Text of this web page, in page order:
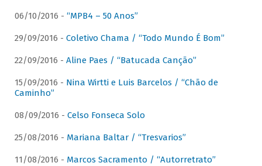
06/10/2016 - “MPB4 – 50 Anos”
29/09/2016 - Coletivo Chama / “Todo Mundo É Bom”
22/09/2016 - Aline Paes / “Batucada Canção”
15/09/2016 - Nina Wirtti e Luis Barcelos / “Chão de
Caminho”
08/09/2016 - Celso Fonseca Solo
25/08/2016 - Mariana Baltar / “Tresvarios”
11/08/2016 - Marcos Sacramento / “Autorretrato”